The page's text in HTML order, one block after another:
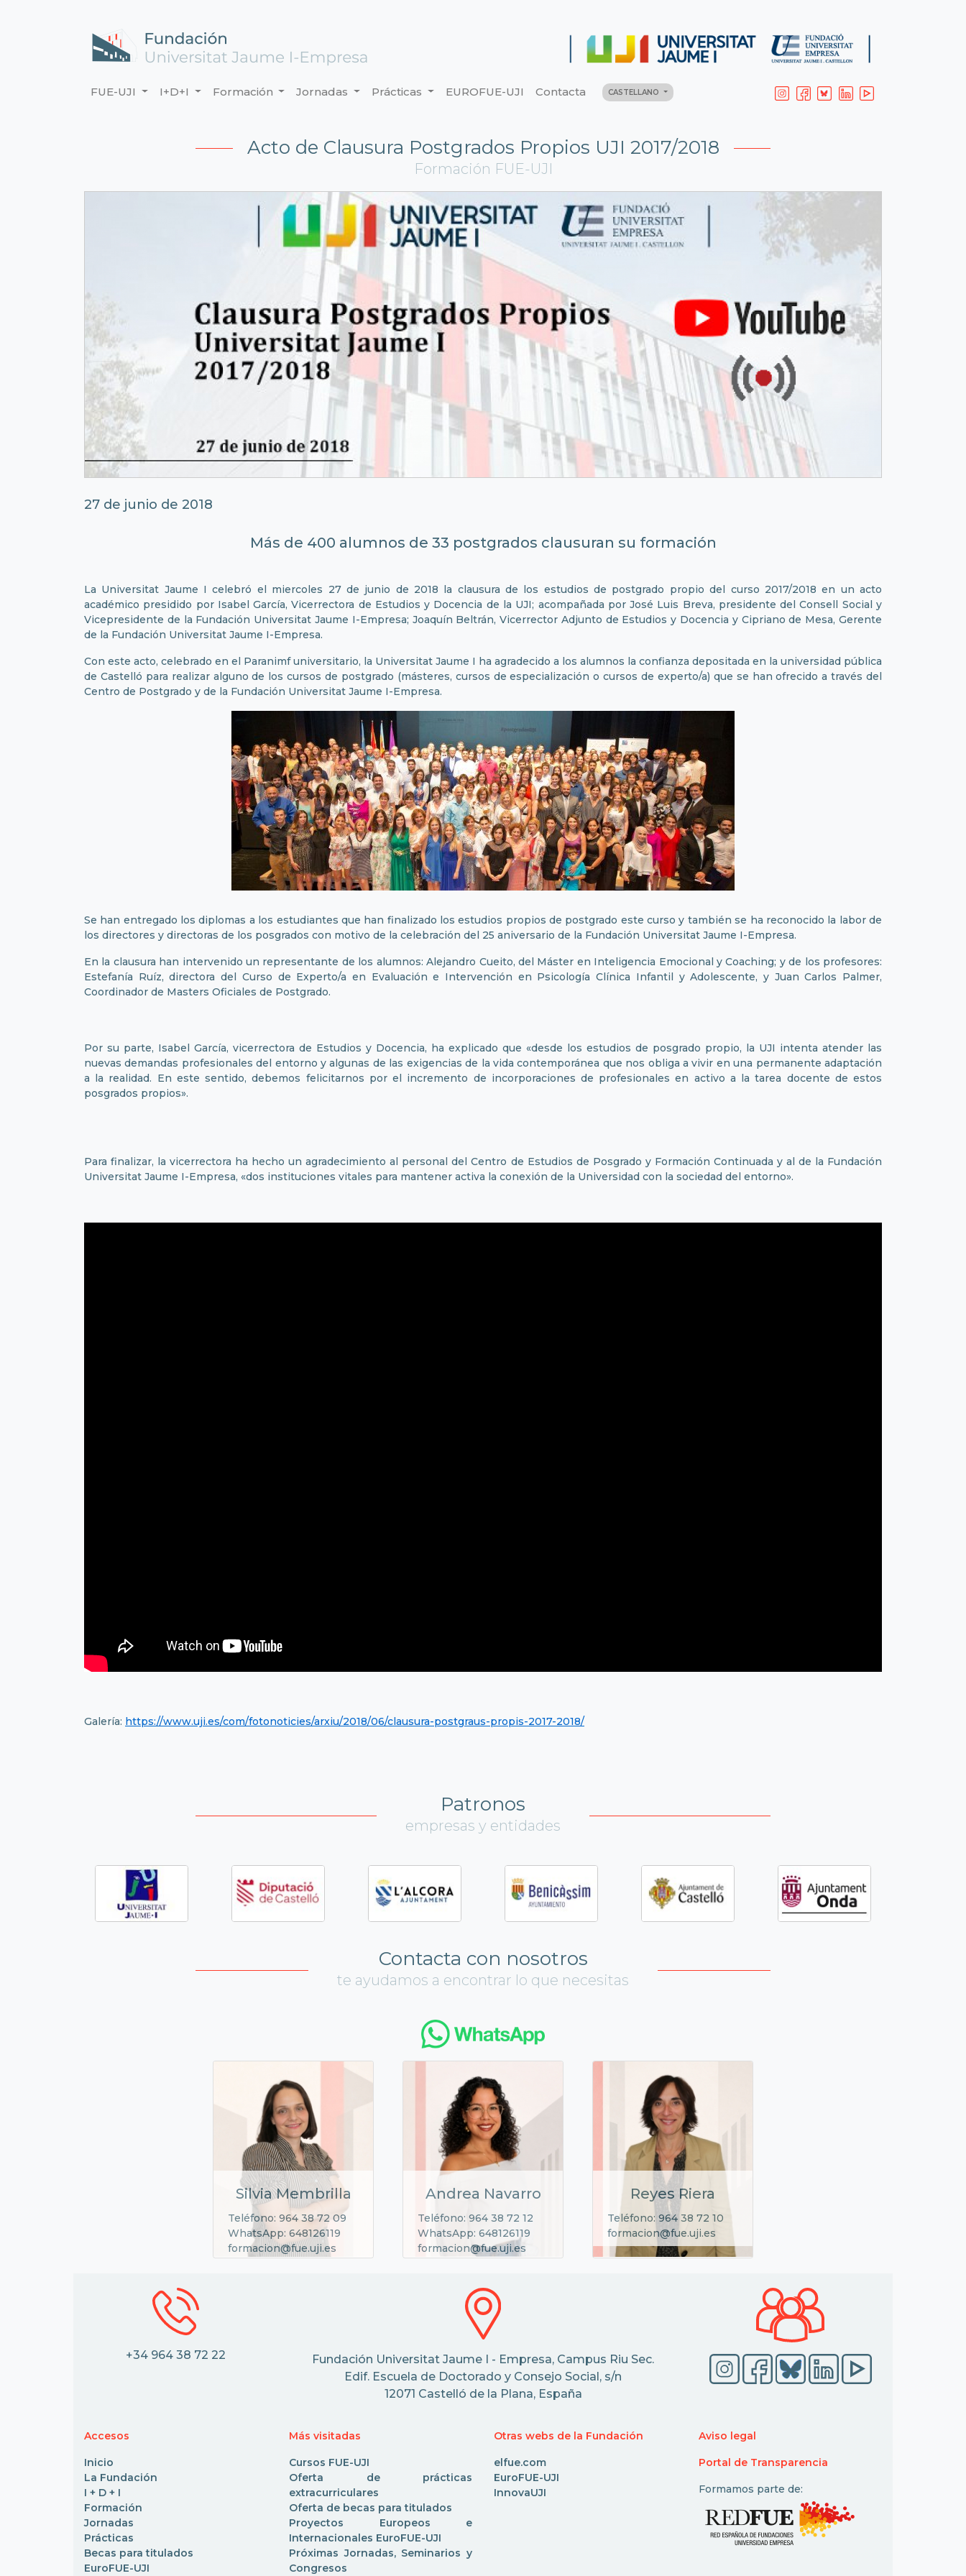
FUE-UJI I+D+I Formación Jornadas Prácticas EUROFUE-UJI Contacta CASTELLANO
Acto de Clausura Postgrados Propios UJI 2017/2018
Formación FUE-UJI
27 de junio de 2018
Más de 400 alumnos de 33 postgrados clausuran su formación
La Universitat Jaume I celebró el miercoles 27 de junio de 2018 la clausura de los estudios de postgrado propio del curso 2017/2018 en un acto
académico presidido por Isabel García, Vicerrectora de Estudios y Docencia de la UJI; acompañada por José Luis Breva, presidente del Consell Social y
Vicepresidente de la Fundación Universitat Jaume I-Empresa; Joaquín Beltrán, Vicerrector Adjunto de Estudios y Docencia y Cipriano de Mesa, Gerente
de la Fundación Universitat Jaume I-Empresa.
Con este acto, celebrado en el Paranimf universitario, la Universitat Jaume I ha agradecido a los alumnos la confianza depositada en la universidad pública
de Castelló para realizar alguno de los cursos de postgrado (másteres, cursos de especialización o cursos de experto/a) que se han ofrecido a través del
Centro de Postgrado y de la Fundación Universitat Jaume I-Empresa.
Se han entregado los diplomas a los estudiantes que han finalizado los estudios propios de postgrado este curso y también se ha reconocido la labor de
los directores y directoras de los posgrados con motivo de la celebración del 25 aniversario de la Fundación Universitat Jaume I-Empresa.
En la clausura han intervenido un representante de los alumnos: Alejandro Cueito, del Máster en Inteligencia Emocional y Coaching; y de los profesores:
Estefanía Ruíz, directora del Curso de Experto/a en Evaluación e Intervención en Psicología Clínica Infantil y Adolescente, y Juan Carlos Palmer,
Coordinador de Masters Oficiales de Postgrado.
Por su parte, Isabel García, vicerrectora de Estudios y Docencia, ha explicado que «desde los estudios de posgrado propio, la UJI intenta atender las
nuevas demandas profesionales del entorno y algunas de las exigencias de la vida contemporánea que nos obliga a vivir en una permanente adaptación
a la realidad. En este sentido, debemos felicitarnos por el incremento de incorporaciones de profesionales en activo a la tarea docente de estos
posgrados propios».
Para finalizar, la vicerrectora ha hecho un agradecimiento al personal del Centro de Estudios de Posgrado y Formación Continuada y al de la Fundación
Universitat Jaume I-Empresa, «dos instituciones vitales para mantener activa la conexión de la Universidad con la sociedad del entorno».
Galería: https://www.uji.es/com/fotonoticies/arxiu/2018/06/clausura-postgraus-propis-2017-2018/
Patronos
empresas y entidades
Contacta con nosotros
te ayudamos a encontrar lo que necesitas
Silvia Membrilla
Teléfono: 964 38 72 09
WhatsApp: 648126119
formacion@fue.uji.es
Andrea Navarro
Teléfono: 964 38 72 12
WhatsApp: 648126119
formacion@fue.uji.es
Reyes Riera
Teléfono: 964 38 72 10
formacion@fue.uji.es
+34 964 38 72 22
Fundación Universitat Jaume I - Empresa, Campus Riu Sec.
Edif. Escuela de Doctorado y Consejo Social, s/n
12071 Castelló de la Plana, España
Accesos
Inicio
La Fundación
I + D + I
Formación
Jornadas
Prácticas
Becas para titulados
EuroFUE-UJI
Más visitadas
Cursos FUE-UJI
Oferta de prácticas
extracurriculares
Oferta de becas para titulados
Proyectos Europeos e
Internacionales EuroFUE-UJI
Próximas Jornadas, Seminarios y
Congresos
Otras webs de la Fundación
elfue.com
EuroFUE-UJI
InnovaUJI
Aviso legal
Portal de Transparencia
Formamos parte de: